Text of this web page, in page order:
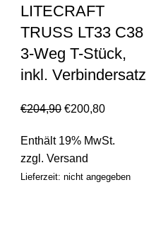
LITECRAFT
TRUSS LT33 C38
3-Weg T-Stück,
inkl. Verbindersatz
€204,90 €200,80
Enthält 19% MwSt.
zzgl. Versand
Lieferzeit: nicht angegeben